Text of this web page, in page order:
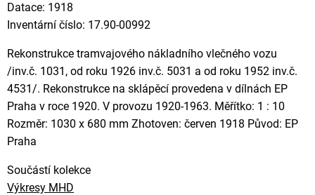
Datace: 1918
Inventární číslo: 17.90-00992
Rekonstrukce tramvajového nákladního vlečného vozu
/inv.č. 1031, od roku 1926 inv.č. 5031 a od roku 1952 inv.č.
4531/. Rekonstrukce na sklápěcí provedena v dílnách EP
Praha v roce 1920. V provozu 1920-1963. Měřítko: 1 : 10
Rozměr: 1030 x 680 mm Zhotoven: červen 1918 Původ: EP
Praha
Součástí kolekce
Výkresy MHD